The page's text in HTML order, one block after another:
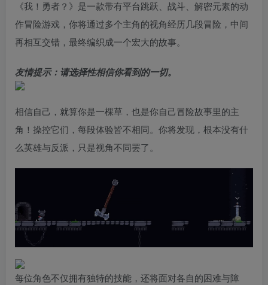
《我！勇者？》是一款带有平台跳跃、战斗、解密元素的动
作冒险游戏，你将通过多个主角的视角经历几段冒险，中间
再相互交错，最终编织成一个宏大的故事。
友情提示：请选择性相信你看到的一切。
相信自己，就算你是一棵草，也是你自己冒险故事里的主
角！操控它们，每段体验皆不相同。你将发现，根本没有什
么英雄与反派，只是视角不同罢了。
每位角色不仅拥有独特的技能，还将面对各自的困难与障